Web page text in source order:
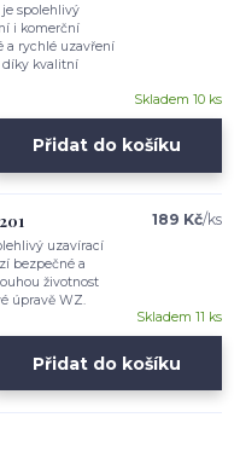
je spolehlivý
i komerční
a rychlé uzavření
díky kvalitní
Skladem 10 ks
Přidat do košíku
uzavírací
bezpečné a
životnost
úpravě WZ.
189 Kč/ks
Skladem 11 ks
Přidat do košíku